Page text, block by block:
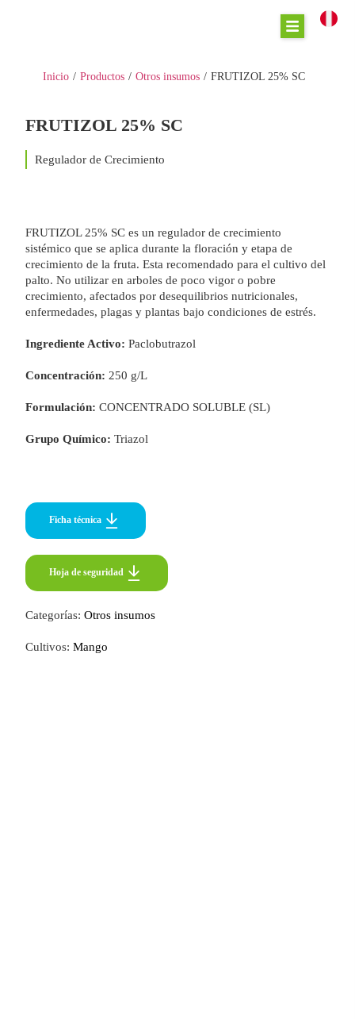
Inicio / Productos / Otros insumos / FRUTIZOL 25% SC
FRUTIZOL 25% SC
Regulador de Crecimiento
FRUTIZOL 25% SC es un regulador de crecimiento
sistémico que se aplica durante la floración y etapa de
crecimiento de la fruta. Esta recomendado para el cultivo del
palto. No utilizar en arboles de poco vigor o pobre
crecimiento, afectados por desequilibrios nutricionales,
enfermedades, plagas y plantas bajo condiciones de estrés.
Ingrediente Activo:Paclobutrazol
Concentración: 250 g/L
Formulación:CONCENTRADO SOLUBLE (SL)
Grupo Químico:Triazol
Ficha técnica
Hoja de seguridad
Categorías:Otros insumos
Cultivos:Mango